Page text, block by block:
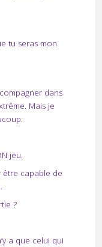
tu seras mon
dans
Mais je
jeu.
être capable de
?
a que celui qui